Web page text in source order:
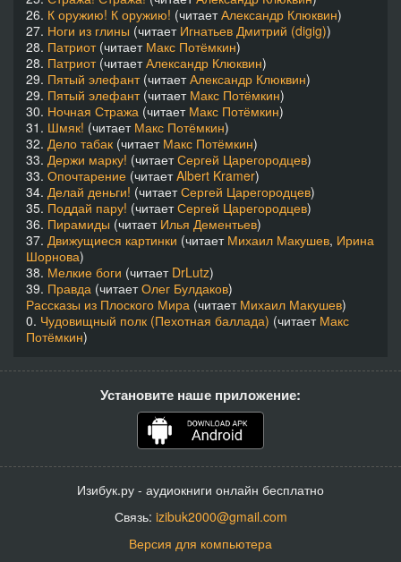
«Карпе Югулум» Хватай за горло - 40 - Хватай за горло_41
«Карпе Югулум» Хватай за горло - 44 - Хватай за горло_45
00:53
«Карпе Югулум» Хватай за горло - 47 - Хватай за горло_48
«Карпе Югулум» Хватай за горло - 52 - Хватай за горло_53
26. К оружию! К оружию! (читаетАлександр Клюквин)
27. Ноги из глины (читает Игнатьев Дмитрий (digig))
28. Патриот(читает Макс Потёмкин)
28. Патриот(читаетАлександр Клюквин)
29. Пятый элефант(читаетАлександр Клюквин)
29. Пятый элефант(читает Макс Потёмкин)
30. Ночная Стража (читает Макс Потёмкин)
31. Шмяк! (читает Макс Потёмкин)
32. Дело табак (читает Макс Потёмкин)
33. Держи марку! (читаетСергей Царегородцев)
33. Опочтарение (читаетAlbert Kramer)
34. Делай деньги! (читаетСергей Царегородцев)
35. Поддай пару! (читаетСергей Царегородцев)
36. Пирамиды (читает Илья Дементьев)
37. Движущиеся картинки (читает Михаил Макушев, Ирина
Шорнова)
38. Мелкие боги (читает DrLutz)
39. Правда (читаетОлег Булдаков)
Рассказы из Плоского Мира (читает Михаил Макушев)
0. Чудовищный полк (Пехотная баллада) (читает Макс
Потёмкин)
Установите наше приложение:
Изибук.ру - аудиокниги онлайн бесплатно
Связь: izibuk2000@gmail.com
Версия для компьютера